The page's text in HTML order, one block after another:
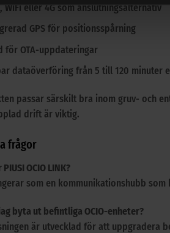
WiFi eller 4G som anslutningsalternativ
GPS för positionsspårning
för OTA-uppdateringar
dataöverföring från 5 till 120 minuter
passar särskilt bra inom gruv- och
drift är viktig.
frågor
OCIO LINK?
som en kommunikationshubb
byta ut befintliga OCIO-enheter?
är utvecklad för att uppgradera